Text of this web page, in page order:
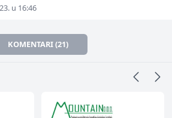
u 16:46
KOMENTARI (21)